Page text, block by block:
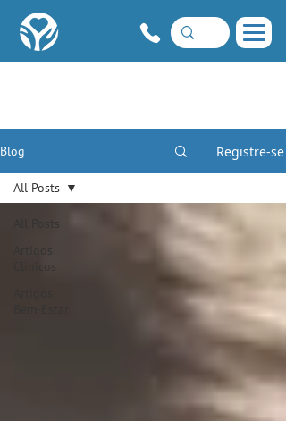
Blog Registre-se
All Posts
Artigos
Clínicos
All Posts